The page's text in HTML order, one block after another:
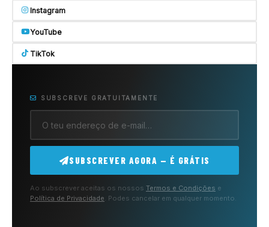
Instagram
YouTube
TikTok
SUBSCREVE GRATUITAMENTE
SUBSCREVER AGORA — É GRÁTIS
Ao subscrever aceitas os nossos Termos e Condições e
Política de Privacidade. Podes cancelar em qualquer momento.